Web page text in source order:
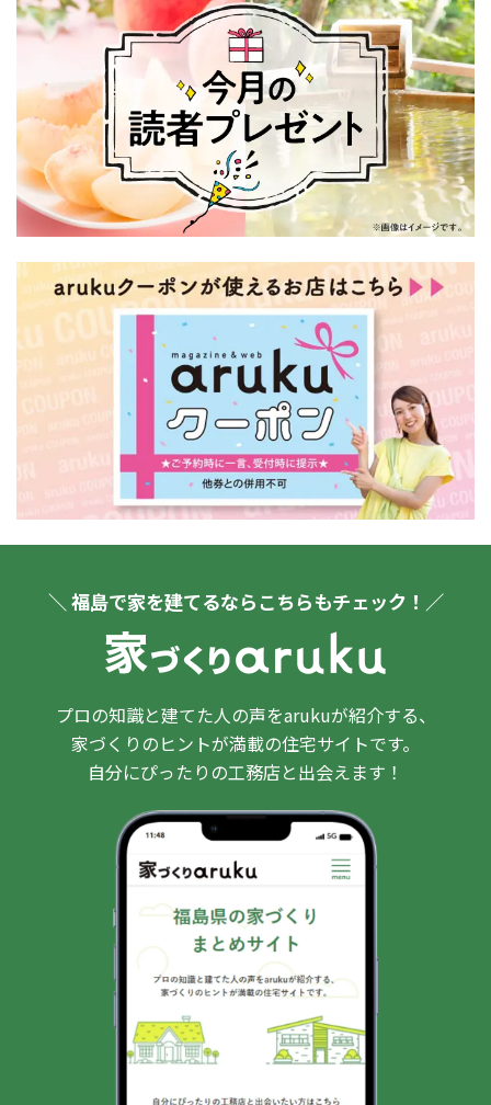
＼ 福島で家を建てるならこちらもチェック！／
プロの知識と建てた人の声をarukuが紹介する、
家づくりのヒントが満載の住宅サイトです。
自分にぴったりの工務店と出会えます！